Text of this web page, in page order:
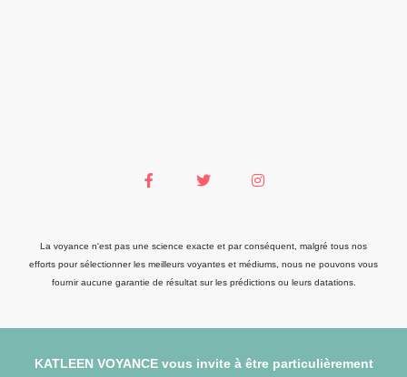
La voyance n'est pas une science exacte et par conséquent, malgré tous nos
efforts pour sélectionner les meilleurs voyantes et médiums, nous ne pouvons vous
fournir aucune garantie de résultat sur les prédictions ou leurs datations.
KATLEEN VOYANCE vous invite à être particulièrement